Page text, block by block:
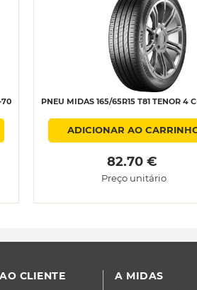
70 PNEU MIDAS 165/65R15 T81 TENOR 4
ADICIONAR AO
82.70 €
Preço unitário
CLIENTE A MIDAS